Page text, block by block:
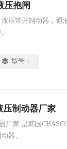
压抱闸
压常开制动器，通
型号：
压制动器厂家
厂家 是韩国
器。